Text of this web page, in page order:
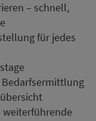
– schnell,
für jedes
weiterführende